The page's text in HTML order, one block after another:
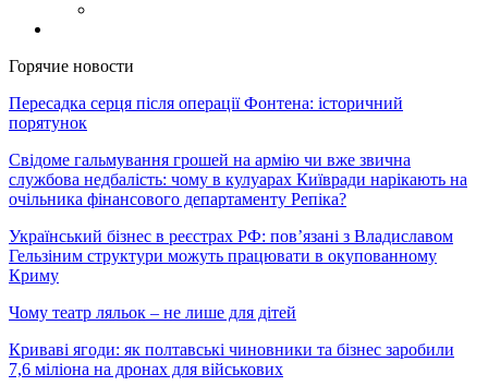
Горячие новости
Пересадка серця після операції Фонтена: історичний
порятунок
Свідоме гальмування грошей на армію чи вже звична
службова недбалість: чому в кулуарах Київради нарікають на
очільника фінансового департаменту Репіка?
Український бізнес в реєстрах РФ: пов’язані з Владиславом
Гельзіним структури можуть працювати в окупованному
Криму
Чому театр ляльок – не лише для дітей
Криваві ягоди: як полтавські чиновники та бізнес заробили
7,6 міліона на дронах для військових